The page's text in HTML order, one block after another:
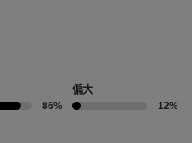
86%
偏大
12%